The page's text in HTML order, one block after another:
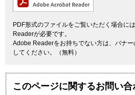
PDF形式のファイルをご覧いただく場合に
Readerが必要です。
Adobe Readerをお持ちでない方は、バナ
してください。（無料）
このページに関するお問い合